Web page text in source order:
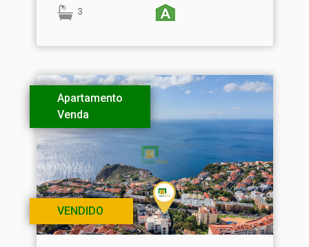
3
Apartamento
Venda
VENDIDO